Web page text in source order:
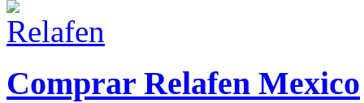
Comprar Relafen Mexico